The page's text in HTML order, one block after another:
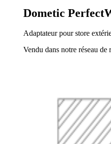
Dometic
Adaptateur pour store
Vendu dans notre réseau de